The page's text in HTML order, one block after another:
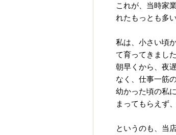
これが、当時家
れたもっとも多
私は、小さい頃
て育ってきました
朝早くから、夜
なく、仕事一筋
幼かった頃の私
まってもらえず
というのも、当